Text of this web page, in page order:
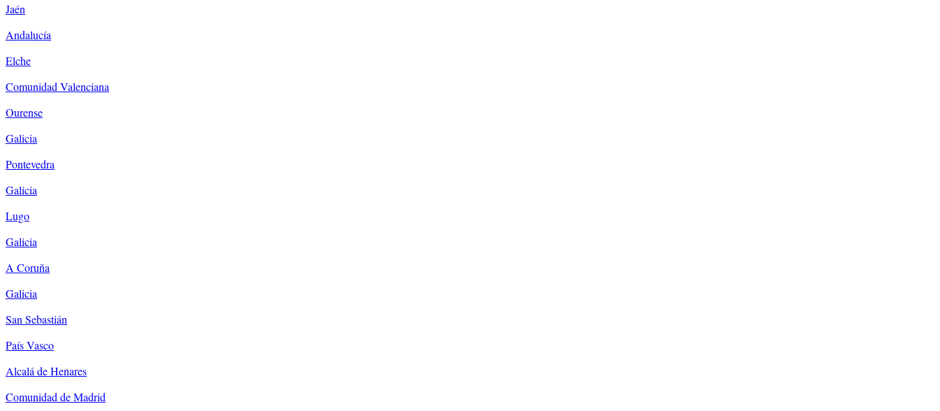
Jaén
Andalucía
Elche
Comunidad Valenciana
Ourense
Galicia
Pontevedra
Galicia
Lugo
Galicia
A Coruña
Galicia
San Sebastián
País Vasco
Alcalá de Henares
Comunidad de Madrid